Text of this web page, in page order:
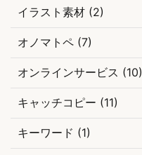
イラスト素材 (2)
オノマトペ (7)
オンラインサービス (10)
キャッチコピー (11)
キーワード (1)